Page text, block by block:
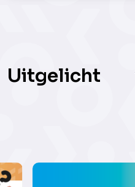
Uitgelicht